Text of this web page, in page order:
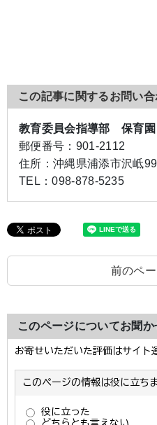
この記事に関するお問い合
教育委員会指導部 保育
郵便番号： 901-2112
住所： 沖縄県浦添市沢岻
TEL：098-878-5235
前のペ
このページについてお聞